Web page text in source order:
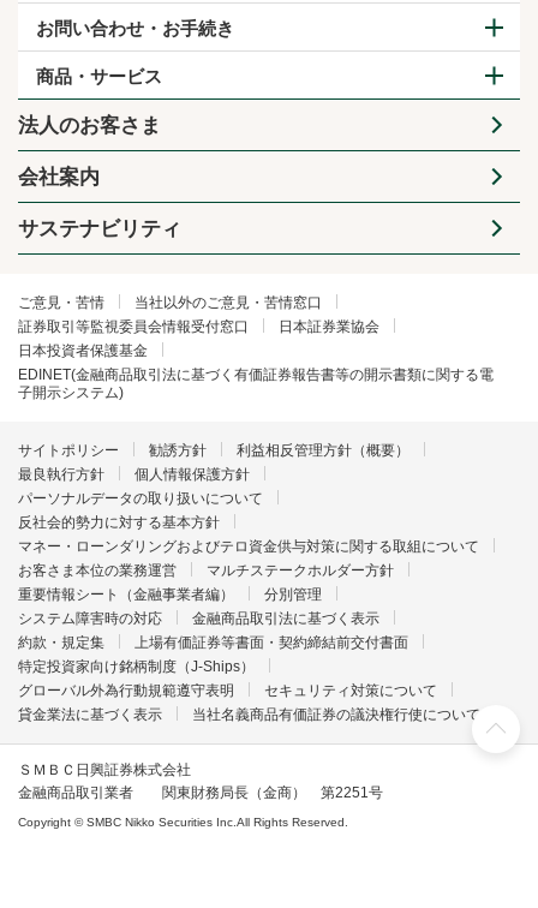
お問い合わせ・お手続き
商品・サービス
法人のお客さま
会社案内
サステナビリティ
ご意見・苦情
当社以外のご意見・苦情窓口
証券取引等監視委員会情報受付窓口
日本証券業協会
日本投資者保護基金
EDINET(金融商品取引法に基づく有価証券報告書等の開示書類に関する電
子開示システム)
サイトポリシー 勧誘方針
利益相反管理方針（概要）
最良執行方針
個人情報保護方針
パーソナルデータの取り扱いについて
反社会的勢力に対する基本方針
マネー・ローンダリングおよびテロ資金供与対策に関する取組について
お客さま本位の業務運営
マルチステークホルダー方針
重要情報シート（金融事業者編）
分別管理
システム障害時の対応
金融商品取引法に基づく表示
約款・規定集
上場有価証券等書面・契約締結前交付書面
特定投資家向け銘柄制度（J-Ships）
グローバル外為行動規範遵守表明
セキュリティ対策について
貸金業法に基づく表示
当社名義商品有価証券の議決権行使について
ＳＭＢＣ日興証券株式会社
金融商品取引業者 関東財務局長（金商） 第2251号
Copyright © SMBC Nikko Securities Inc.All Rights Reserved.